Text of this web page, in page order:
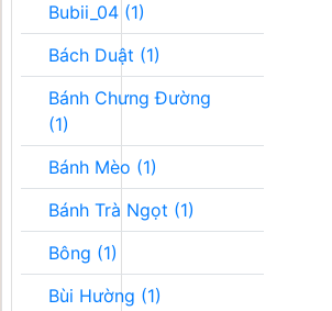
Bubii_04 (1)
Bách Duật (1)
Bánh Chưng Đường
(1)
Bánh Mèo (1)
Bánh Trà Ngọt (1)
Bông (1)
Bùi Hường (1)